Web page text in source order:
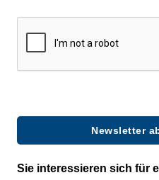
Newsletter
Sie interessieren sich für